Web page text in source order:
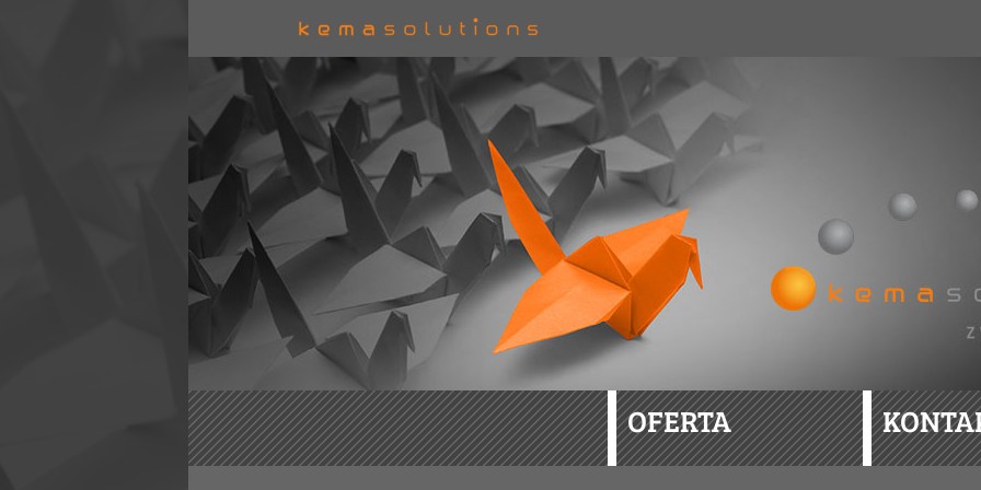
OFERTA